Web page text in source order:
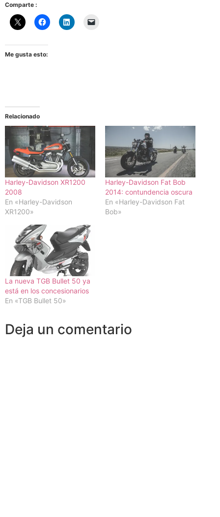
Comparte :
Me gusta esto:
Relacionado
Harley-Davidson XR1200
2008
En «Harley-Davidson
XR1200»
Harley-Davidson Fat Bob
2014: contundencia oscura
En «Harley-Davidson Fat
Bob»
La nueva TGB Bullet 50 ya
está en los concesionarios
En «TGB Bullet 50»
Deja un comentario